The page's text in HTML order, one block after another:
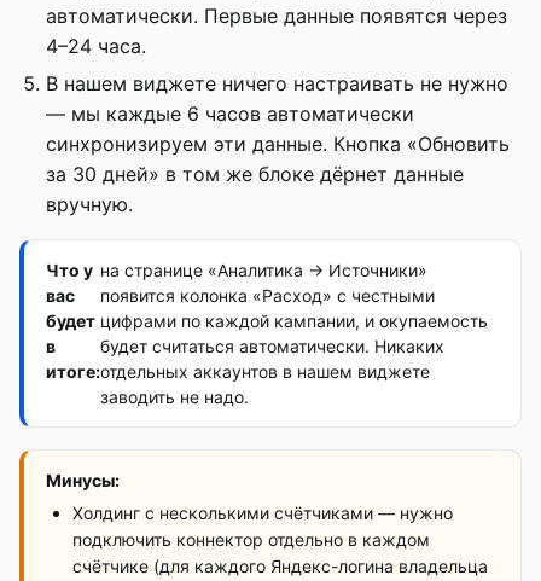
автоматически. Первые данные появятся через
4–24 часа.
В нашем виджете ничего настраивать не нужно
— мы каждые 6 часов автоматически
синхронизируем эти данные. Кнопка «Обновить
за 30 дней» в том же блоке дёрнет данные
вручную.
Что у
вас
будет
в
итоге:
на странице «Аналитика → Источники»
появится колонка «Расход» с честными
цифрами по каждой кампании, и окупаемость
будет считаться автоматически. Никаких
отдельных аккаунтов в нашем виджете
заводить не надо.
Минусы:
Холдинг с несколькими счётчиками — нужно
подключить коннектор отдельно в каждом
счётчике (для каждого Яндекс-логина владельца